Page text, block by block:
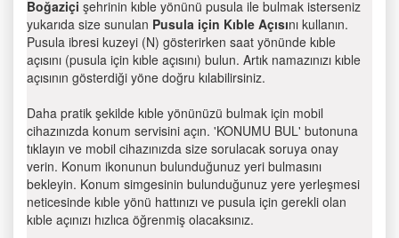
Boğaziçi şehrinin kıble yönünü pusula ile bulmak isterseniz
yukarıda size sunulan Pusula için Kıble Açısını kullanın.
Pusula ibresi kuzeyi (N) gösterirken saat yönünde kıble
açısını (pusula için kıble açısını) bulun. Artık namazınızı kıble
açısının gösterdiği yöne doğru kılabilirsiniz.
Daha pratik şekilde kıble yönünüzü bulmak için mobil
cihazınızda konum servisini açın. 'KONUMU BUL' butonuna
tıklayın ve mobil cihazınızda size sorulacak soruya onay
verin. Konum ikonunun bulunduğunuz yeri bulmasını
bekleyin. Konum simgesinin bulunduğunuz yere yerleşmesi
neticesinde kıble yönü hattınızı ve pusula için gerekli olan
kıble açınızı hızlıca öğrenmiş olacaksınız.